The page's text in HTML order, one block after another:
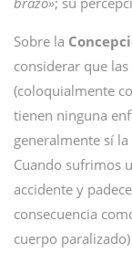
Sobre la
considerar que
(coloquialmente
tienen ninguna
generalmente sí
Cuando sufrimos
accidente y
consecuencia
cuerpo